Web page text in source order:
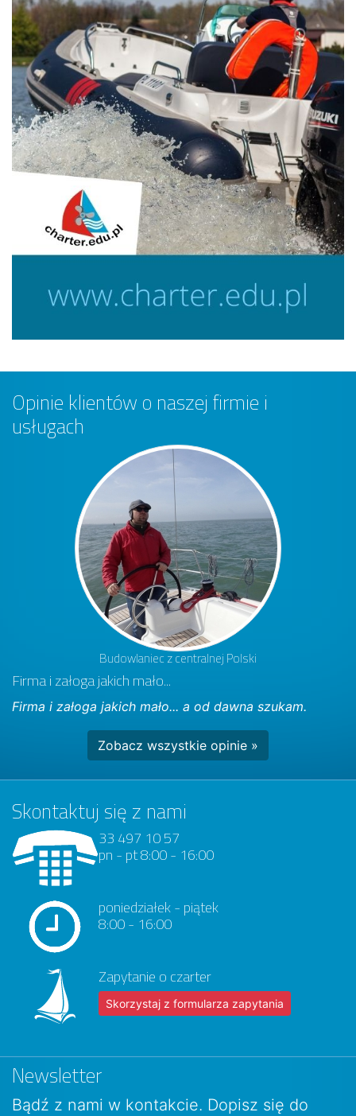
Opinie klientów o naszej firmie i
usługach
Budowlaniec z centralnej Polski
Firma i załoga jakich mało...
Firma i załoga jakich mało... a od dawna szukam.
Zobacz wszystkie opinie »
Skontaktuj się z nami
33 497 10 57
pn - pt 8:00 - 16:00
poniedziałek - piątek
8:00 - 16:00
Zapytanie o czarter
Skorzystaj z formularza zapytania
Newsletter
Bądź z nami w kontakcie. Dopisz się do